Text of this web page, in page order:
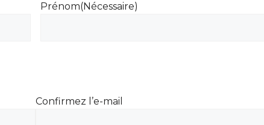
Prénom(Nécessaire)
Confirmez l’e-mail